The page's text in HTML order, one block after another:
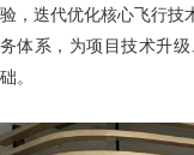
验，迭代优化核心飞行技
务体系，为项目技术升
础。